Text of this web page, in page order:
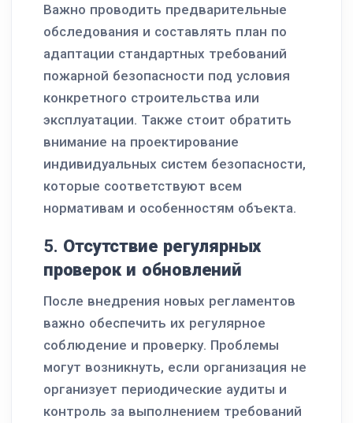
Важно проводить предварительные
обследования и составлять план по
адаптации стандартных требований
пожарной безопасности под условия
конкретного строительства или
эксплуатации. Также стоит обратить
внимание на проектирование
индивидуальных систем безопасности,
которые соответствуют всем
нормативам и особенностям объекта.
5. Отсутствие регулярных
проверок и обновлений
После внедрения новых регламентов
важно обеспечить их регулярное
соблюдение и проверку. Проблемы
могут возникнуть, если организация не
организует периодические аудиты и
контроль за выполнением требований